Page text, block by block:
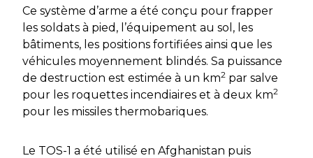
Ce système d’arme a été conçu pour frapper
les soldats à pied, l’équipement au sol, les
bâtiments, les positions fortifiées ainsi que les
véhicules moyennement blindés. Sa puissance
de destruction est estimée à un km2 par salve
pour les roquettes incendiaires et à deux km2
pour les missiles thermobariques.
Le TOS-1 a été utilisé en Afghanistan puis